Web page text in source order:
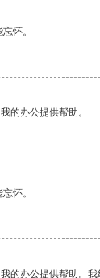
怀。
的办公提供帮助。
怀。
的办公提供帮助。